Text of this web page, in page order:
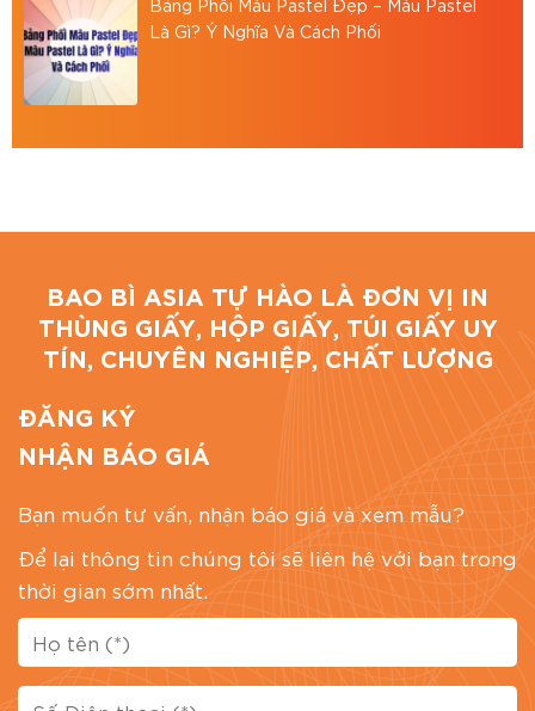
hộp giấy carton, in thùng carton,.. theo yêu cầu.
Địa chỉ: 766/18 Lạc Long Quân, Phường 9, Tân
Bình, TP.HCM
Hotline: 0867886811
Website: https://baobiasia.com
Đánh giá bài viết
Bảng Phối Màu Pastel Đẹp – Màu Pastel
Là Gì? Ý Nghĩa Và Cách Phối
BAO BÌ ASIA TỰ HÀO LÀ ĐƠN VỊ IN
THÙNG GIẤY, HỘP GIẤY, TÚI GIẤY UY
TÍN, CHUYÊN NGHIỆP, CHẤT LƯỢNG
ĐĂNG KÝ
NHẬN BÁO GIÁ
Bạn muốn tư vấn, nhận báo giá và xem mẫu?
Để lại thông tin chúng tôi sẽ liên hệ với bạn trong
thời gian sớm nhất.